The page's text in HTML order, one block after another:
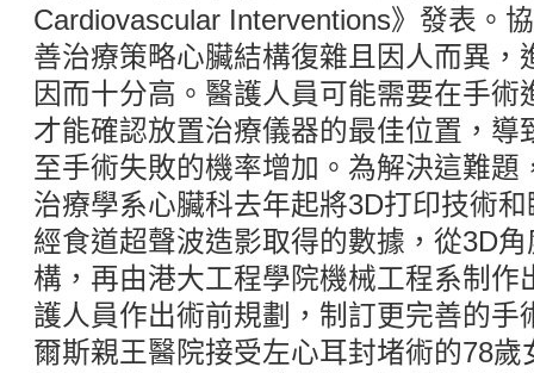
Cardiovascular Interventions》發表。
善治療策略心臟結構復雜且因人而異，
因而十分高。醫護人員可能需要在手
才能確認放置治療儀器的最佳位置，導
至手術失敗的機率增加。為解決這難題
治療學系心臟科去年起將3D打印技術
經食道超聲波造影取得的數據，從3D
構，再由港大工程學院機械工程系制作
護人員作出術前規劃，制訂更完善的手
爾斯親王醫院接受左心耳封堵術的78